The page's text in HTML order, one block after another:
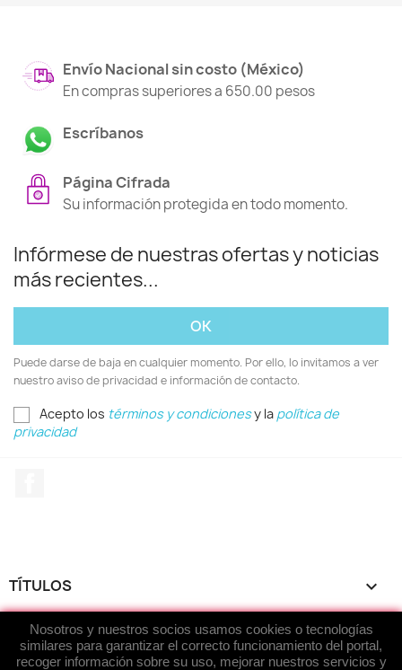
Envío Nacional sin costo (México)
En compras superiores a 650.00 pesos
Escríbanos
Página Cifrada
Su información protegida en todo momento.
Infórmese de nuestras ofertas y noticias
más recientes...
Puede darse de baja en cualquier momento. Por ello, lo invitamos a ver
nuestro aviso de privacidad e información de contacto.
Acepto los términos y condicionesy la política de
privacidad
TÍTULOS 
ACERCA DE... 
Nosotros y nuestros socios usamos cookies o tecnologías
similares para garantizar el correcto funcionamiento del portal,
recoger información sobre su uso, mejorar nuestros servicios y